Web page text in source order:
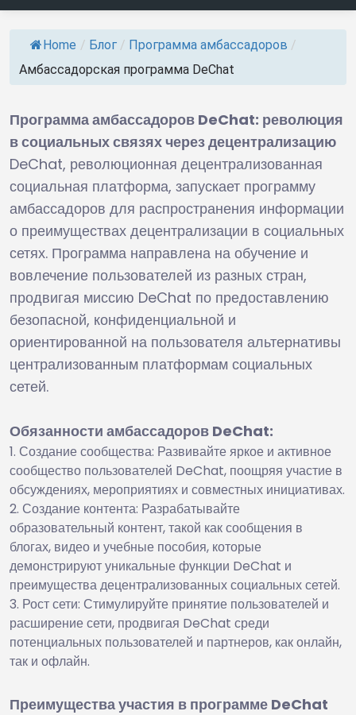
Home / Блог / Программа амбассадоров /
Амбассадорская программа DeChat
Программа амбассадоров DeChat: революция
в социальных связях через децентрализацию
DeChat, революционная децентрализованная
социальная платформа, запускает программу
амбассадоров для распространения информации
о преимуществах децентрализации в социальных
сетях. Программа направлена на обучение и
вовлечение пользователей из разных стран,
продвигая миссию DeChat по предоставлению
безопасной, конфиденциальной и
ориентированной на пользователя альтернативы
централизованным платформам социальных
сетей.
Обязанности амбассадоров DeChat:
Создание сообщества: Развивайте яркое и активное
сообщество пользователей DeChat, поощряя участие в
обсуждениях, мероприятиях и совместных инициативах.
Создание контента: Разрабатывайте
образовательный контент, такой как сообщения в
блогах, видео и учебные пособия, которые
демонстрируют уникальные функции DeChat и
преимущества децентрализованных социальных сетей.
Рост сети: Стимулируйте принятие пользователей и
расширение сети, продвигая DeChat среди
потенциальных пользователей и партнеров, как онлайн,
так и офлайн.
Преимущества участия в программе DeChat